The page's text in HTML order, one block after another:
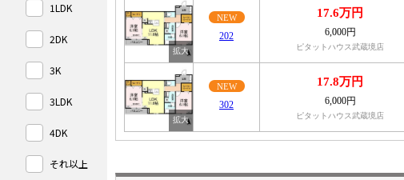
NEW
202
17.6万円
6,000円
ピタットハウス武蔵境店
NEW
302
17.8万円
6,000円
ピタットハウス武蔵境店
1LDK
2DK
3K
3LDK
4DK
それ以上